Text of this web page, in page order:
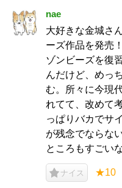
nae
大好きな金城さ
ーズ作品を発売
ゾンビーズを復
んだけど、めっ
む。所々に今現
れてて、改めて
っぱりバカでサ
が残念でならな
ところもすごいな
ナイス ★10